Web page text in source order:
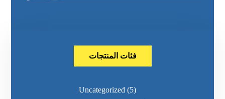
فئات المنتجات
Uncategorized (5)